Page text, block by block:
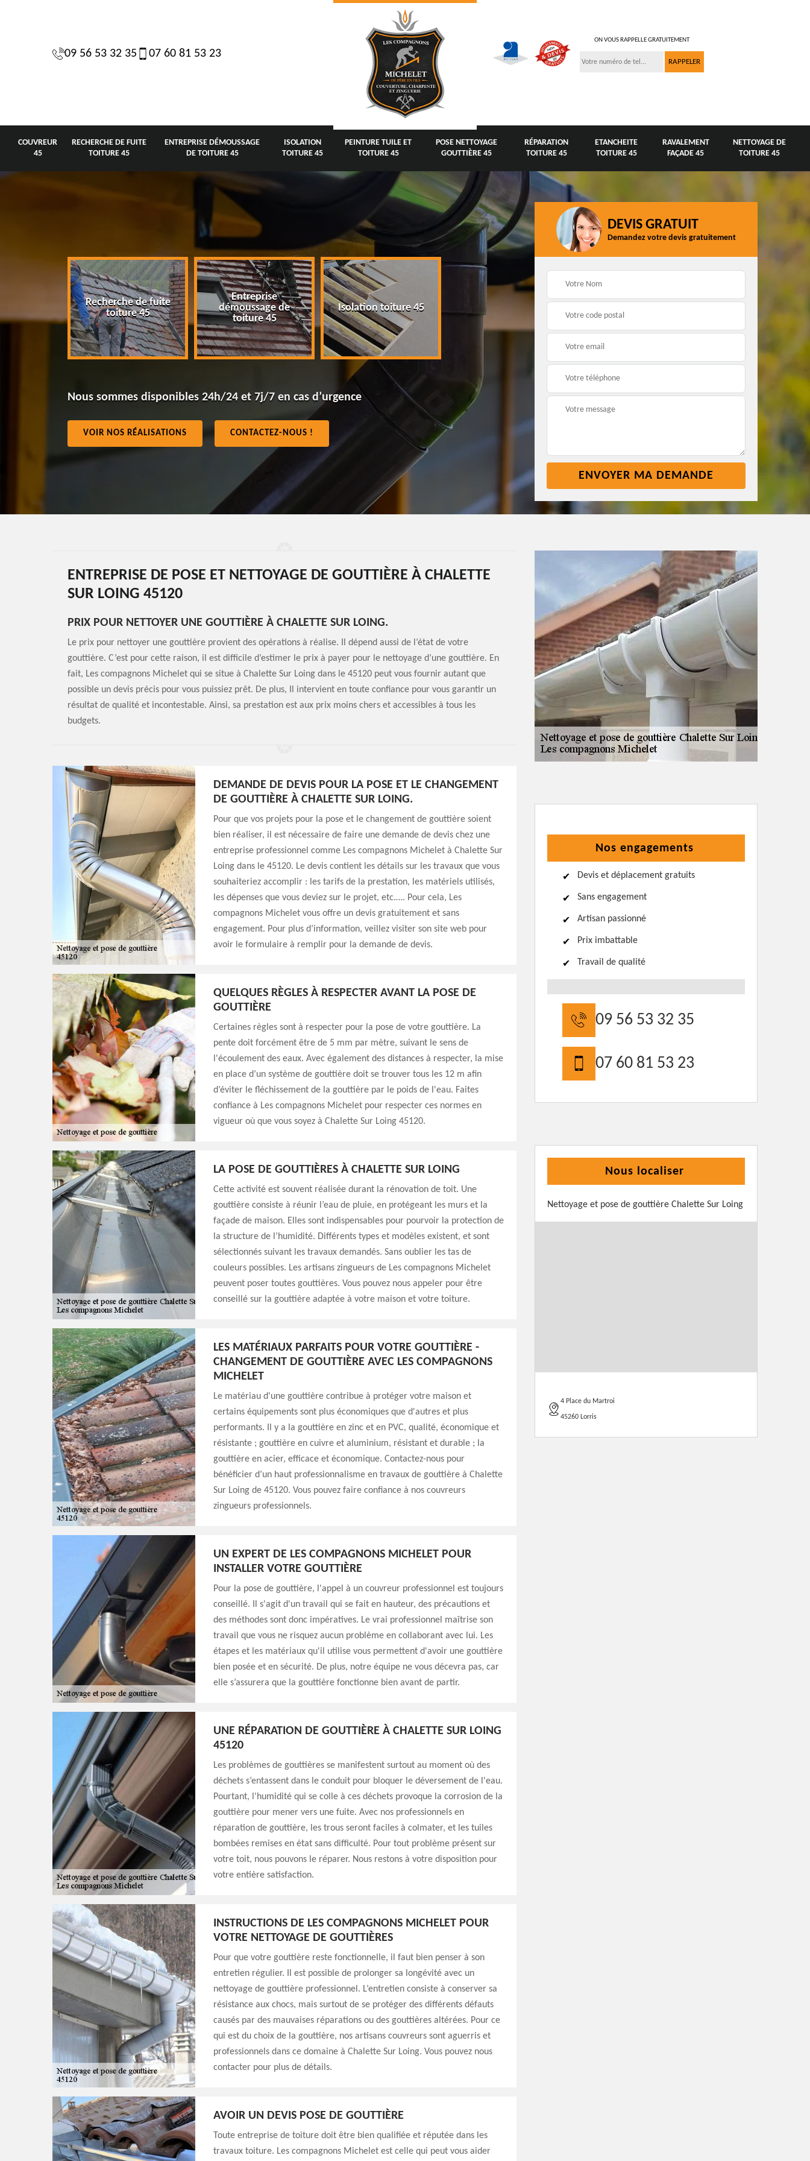
09 56 53 32 35 07 60 81 53 23
ON VOUS RAPPELLE GRATUITEMENT
COUVREUR
45
RECHERCHE DE FUITE
TOITURE 45
ENTREPRISE DÉMOUSSAGE
DE TOITURE 45
ISOLATION
TOITURE 45
PEINTURE TUILE ET
TOITURE 45
POSE NETTOYAGE
GOUTTIÈRE 45
RÉPARATION
TOITURE 45
ETANCHEITE
TOITURE 45
RAVALEMENT
FAÇADE 45
NETTOYAGE DE
TOITURE 45
Recherche de fuite
toiture 45
Entreprise
démoussage de
toiture 45
Isolation toiture 45
Peinture tuile et
toiture 45
Pose nettoyage
gouttière 45
Réparation toiture 45
Nous sommes disponibles 24h/24 et 7j/7 en cas d’urgence
VOIR NOS RÉALISATIONS CONTACTEZ-NOUS !
DEVIS GRATUIT
Demandez votre devis gratuitement
ENTREPRISE DE POSE ET NETTOYAGE DE GOUTTIÈRE À CHALETTE
SUR LOING 45120
PRIX POUR NETTOYER UNE GOUTTIÈRE À CHALETTE SUR LOING.
Le prix pour nettoyer une gouttière provient des opérations à réalise. Il dépend aussi de l’état de votre
gouttière. C’est pour cette raison, il est difficile d’estimer le prix à payer pour le nettoyage d’une gouttière. En
fait, Les compagnons Michelet qui se situe à Chalette Sur Loing dans le 45120 peut vous fournir autant que
possible un devis précis pour vous puissiez prêt. De plus, Il intervient en toute confiance pour vous garantir un
résultat de qualité et incontestable. Ainsi, sa prestation est aux prix moins chers et accessibles à tous les
budgets.
DEMANDE DE DEVIS POUR LA POSE ET LE CHANGEMENT
DE GOUTTIÈRE À CHALETTE SUR LOING.
Pour que vos projets pour la pose et le changement de gouttière soient
bien réaliser, il est nécessaire de faire une demande de devis chez une
entreprise professionnel comme Les compagnons Michelet à Chalette Sur
Loing dans le 45120. Le devis contient les détails sur les travaux que vous
souhaiteriez accomplir : les tarifs de la prestation, les matériels utilisés,
les dépenses que vous deviez sur le projet, etc.…. Pour cela, Les
compagnons Michelet vous offre un devis gratuitement et sans
engagement. Pour plus d’information, veillez visiter son site web pour
avoir le formulaire à remplir pour la demande de devis.
QUELQUES RÈGLES À RESPECTER AVANT LA POSE DE
GOUTTIÈRE
Certaines règles sont à respecter pour la pose de votre gouttière. La
pente doit forcément être de 5 mm par mètre, suivant le sens de
l'écoulement des eaux. Avec également des distances à respecter, la mise
en place d’un système de gouttière doit se trouver tous les 12 m afin
d’éviter le fléchissement de la gouttière par le poids de l'eau. Faites
confiance à Les compagnons Michelet pour respecter ces normes en
vigueur où que vous soyez à Chalette Sur Loing 45120.
LA POSE DE GOUTTIÈRES À CHALETTE SUR LOING
Cette activité est souvent réalisée durant la rénovation de toit. Une
gouttière consiste à réunir l’eau de pluie, en protégeant les murs et la
façade de maison. Elles sont indispensables pour pourvoir la protection de
la structure de l’humidité. Différents types et modèles existent, et sont
sélectionnés suivant les travaux demandés. Sans oublier les tas de
couleurs possibles. Les artisans zingueurs de Les compagnons Michelet
peuvent poser toutes gouttières. Vous pouvez nous appeler pour être
conseillé sur la gouttière adaptée à votre maison et votre toiture.
LES MATÉRIAUX PARFAITS POUR VOTRE GOUTTIÈRE -
CHANGEMENT DE GOUTTIÈRE AVEC LES COMPAGNONS
MICHELET
Le matériau d'une gouttière contribue à protéger votre maison et
certains équipements sont plus économiques que d'autres et plus
performants. Il y a la gouttière en zinc et en PVC, qualité, économique et
résistante ; gouttière en cuivre et aluminium, résistant et durable ; la
gouttière en acier, efficace et économique. Contactez-nous pour
bénéficier d’un haut professionnalisme en travaux de gouttière à Chalette
Sur Loing de 45120. Vous pouvez faire confiance à nos couvreurs
zingueurs professionnels.
UN EXPERT DE LES COMPAGNONS MICHELET POUR
INSTALLER VOTRE GOUTTIÈRE
Pour la pose de gouttière, l'appel à un couvreur professionnel est toujours
conseillé. Il s'agit d'un travail qui se fait en hauteur, des précautions et
des méthodes sont donc impératives. Le vrai professionnel maîtrise son
travail que vous ne risquez aucun problème en collaborant avec lui. Les
étapes et les matériaux qu'il utilise vous permettent d'avoir une gouttière
bien posée et en sécurité. De plus, notre équipe ne vous décevra pas, car
elle s’assurera que la gouttière fonctionne bien avant de partir.
UNE RÉPARATION DE GOUTTIÈRE À CHALETTE SUR LOING
45120
Les problèmes de gouttières se manifestent surtout au moment où des
déchets s’entassent dans le conduit pour bloquer le déversement de l'eau.
Pourtant, l'humidité qui se colle à ces déchets provoque la corrosion de la
gouttière pour mener vers une fuite. Avec nos professionnels en
réparation de gouttière, les trous seront faciles à colmater, et les tuiles
bombées remises en état sans difficulté. Pour tout problème présent sur
votre toit, nous pouvons le réparer. Nous restons à votre disposition pour
votre entière satisfaction.
INSTRUCTIONS DE LES COMPAGNONS MICHELET POUR
VOTRE NETTOYAGE DE GOUTTIÈRES
Pour que votre gouttière reste fonctionnelle, il faut bien penser à son
entretien régulier. Il est possible de prolonger sa longévité avec un
nettoyage de gouttière professionnel. L’entretien consiste à conserver sa
résistance aux chocs, mais surtout de se protéger des différents défauts
causés par des mauvaises réparations ou des gouttières altérées. Pour ce
qui est du choix de la gouttière, nos artisans couvreurs sont aguerris et
professionnels dans ce domaine à Chalette Sur Loing. Vous pouvez nous
contacter pour plus de détails.
AVOIR UN DEVIS POSE DE GOUTTIÈRE
Toute entreprise de toiture doit être bien qualifiée et réputée dans les
travaux toiture. Les compagnons Michelet est celle qui peut vous aider
Nos engagements
Devis et déplacement gratuits
Sans engagement
Artisan passionné
Prix imbattable
Travail de qualité
09 56 53 32 35
07 60 81 53 23
Nous localiser
Nettoyage et pose de gouttière Chalette Sur Loing
4 Place du Martroi
45260 Lorris